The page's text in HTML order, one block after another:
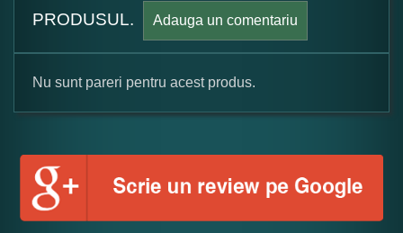
PRODUSUL.
Adauga un comentariu
Formular pareri client
Numele dumneavoastra:
Nu sunt pareri pentru acest produs.